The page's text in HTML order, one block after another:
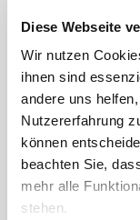
Diese Webseite
Wir nutzen
ihnen sind
andere uns
Nutzererfahrung
können
beachten Sie,
mehr alle
stehen.
Marion